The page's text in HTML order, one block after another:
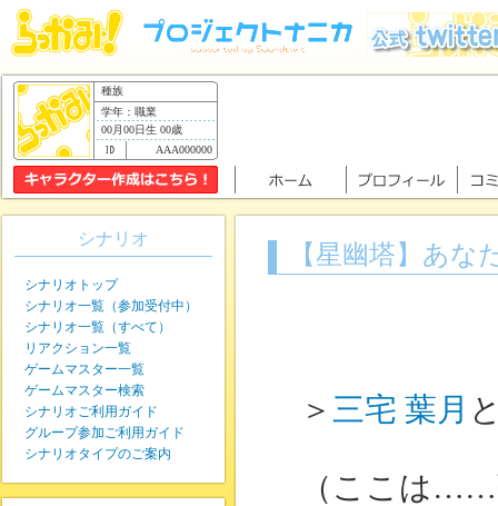
種族
学年：職業
00月00日生 00歳
AAA000000
【星幽塔】あな
＞ 三宅 葉月
（ここは
シナリオ
シナリオトップ
シナリオ一覧（参加受付中）
シナリオ一覧（すべて）
リアクション一覧
ゲームマスター一覧
ゲームマスター検索
シナリオご利用ガイド
グループ参加ご利用ガイド
シナリオタイプのご案内